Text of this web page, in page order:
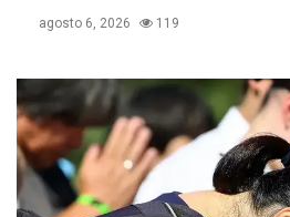
agosto 6, 2026 119